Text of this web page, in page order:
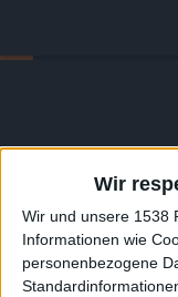
Wir
Wir und unsere 1538
Informationen wie
personenbezogene